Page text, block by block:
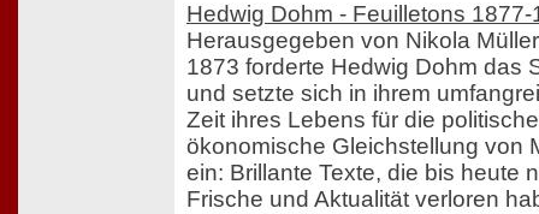
Hedwig Dohm - Feuilletons 1877-
Herausgegeben von Nikola
1873 forderte Hedwig Dohm das
und setzte sich in ihrem
Zeit ihres Lebens für die
ökonomische Gleichstellung von
ein: Brillante Texte, die bis heute
Frische und Aktualität verloren